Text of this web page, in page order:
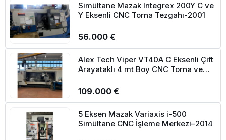
Simültane Mazak Integrex 200Y C ve
Y Eksenli CNC Torna Tezgahı-2001
56.000 €
Alex Tech Viper VT40A C Eksenli Çift
Arayataklı 4 mt Boy CNC Torna ve
109.000 €
5 Eksen Mazak Variaxis i-500
Simültane CNC İşleme Merkezi–2014